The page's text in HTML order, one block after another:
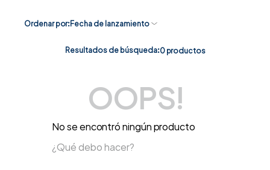
Ordenar por Fecha de lanzamiento
Resultados de búsqueda:0 productos
OOPS!
No se encontró ningún producto
¿Qué debo hacer?